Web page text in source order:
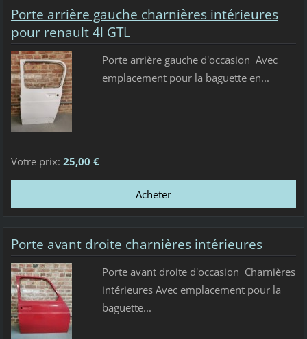
Porte arrière gauche charnières intérieures
pour renault 4l GTL
Porte arrière gauche d'occasion Avec
emplacement pour la baguette en...
Votre prix: 25,00 €
Porte avant droite charnières intérieures
Porte avant droite d'occasion Charnières
intérieures Avec emplacement pour la
baguette...